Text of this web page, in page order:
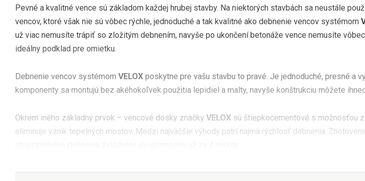
Pevné a kvalitné vence sú základom každej hrubej stavby. Na niektorých stavbách sa neustále
vencov, ktoré však nie sú vôbec rýchle, jednoduché a tak kvalitné ako debnenie vencov systémom
už viac nemusíte trápiť so zložitým debnením, navyše po ukončení betonáže vence nemusíte
ideálny podklad pre omietku.
Debnenie vencov systémom VELOX poskytne pre vašu stavbu to pravé. Je jednoduché, presné a
komponenty sa montujú bez akéhokoľvek použitia lepidiel a malty, navyše konštrukciu môžete
Okrem iného základný prvok – vencové dosky značky VELOX sú štiepkocementové s možnosťou
eliminuje vznik tepelných mostov. Medzi najväčšie výhody patrí najmä rýchlosť debnenia.